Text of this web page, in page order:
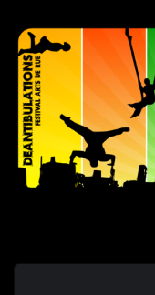
Aller
contenu
principal